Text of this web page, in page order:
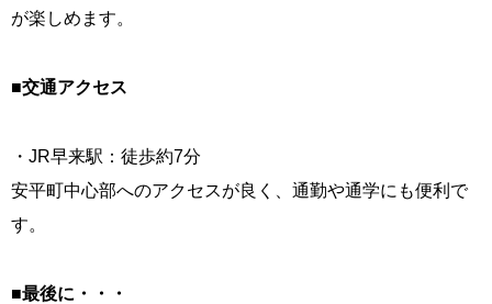
が楽しめます。
■交通アクセス
・JR早来駅：徒歩約7分
安平町中心部へのアクセスが良く、通勤や通学にも便利で
す。
■最後に・・・